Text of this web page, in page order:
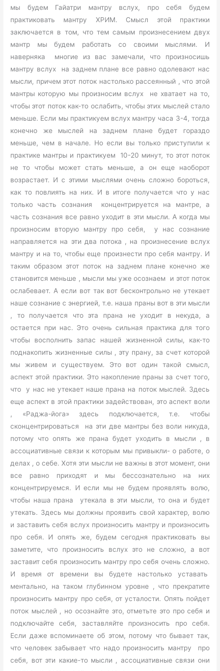
мы будем Гайатри мантру вслух, про себя будем
практиковать мантру ХРИМ. Смысл этой практики
заключается в том, что тем самым произнесением двух
мантр мы будем работать со своими мыслями. И
наверняка многие из вас замечали, что произносишь
мантру вслух на заднем плане все равно одолевают нас
мысли, причем этот поток настолько рассеянный , что этой
мантры которую мы произносим вслух не хватает на то,
чтобы этот поток как-то ослабить, чтобы этих мыслей стало
меньше. Если мы практикуем вслух мантру часа 3-4, тогда
конечно же мыслей на заднем плане будет гораздо
меньше, чем в начале. Но если вы только приступили к
практике мантры и практикуем 10-20 минут, то этот поток
не то чтобы может стать меньше, а он еще наоборот
возрастает. И с этими мыслями очень сложно бороться,
как то повлиять на них. И в итоге получается что у нас
только часть сознания концентрируется на мантре, а
часть сознания все равно уходит в эти мысли. А когда мы
произносим вторую мантру про себя, у нас сознание
направляется на эти два потока , на произнесение вслух
мантру и на то, чтобы еще произнести про себя мантру. И
таким образом этот поток на заднем плане конечно же
становится меньше , мысли мы уже осознаем и этот поток
ослабевает. А если вот так вот бесконтрольно не утекает
наше сознание с энергией, т.е. наша праны вот в эти мысли
, то получается что эта прана не уходит в некуда, а
остается при нас. Это очень сильная практика для того
чтобы восполнить запас нашей жизненной силы, как-то
поднакопить жизненные силы , эту прану, за счет которой
мы живем и существуем. Это вот один такой смысл,
аспект этой практики. Это накопление праны за счет того,
что у нас не утекает наше прана на поток мыслей. Здесь
еще аспект в этой практики задействован, это аспект воли
, «Раджа-йога» здесь подключается, т.е. чтобы
сконцентрироваться на эти две мантры без воли никуда,
потому что опять же прана будет уходить в мысли , в
ассоциативные связи к которым мы привыкли- о работе, о
делах , о себе. Хотя эти мысли не важны в этот момент, они
все равно приходят и мы бессознательно на них
концентрируемся. И если мы не будем проявлять волю,
чтобы наша прана утекала в эти мысли, то она и будет
утекать. Здесь мы должны проявить свой характер, волю
и заставить себя вслух произносить мантру и произносить
про себя. И опять же, будем сегодня практиковать вы
заметите, что произносить вслух это не сложно, а вот
заставит себя произносить мантру про себя очень сложно.
И время от времени вы будете настолько уставать
ментально, на таком глубинном уровне , что прекратите
произносить мантру про себя, от усталости. Опять пойдет
поток мыслей , но осознайте это, отметьте это про себя и
подключайте себя, заставляйте произносить про себя.
Если даже вспоминаете об этом, потому что бывает так,
что человек забывает что надо произносить мантру про
себя, вот эти какие-то мысли , ассоциативные связи они